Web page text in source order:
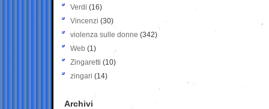
Verdi (16)
Vincenzi (30)
violenza sulle donne (342)
Web (1)
Zingaretti (10)
zingari (14)
Archivi